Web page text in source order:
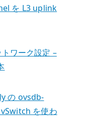
を L3 uplink
ワーク設定 –
の ovsdb-
を使わ